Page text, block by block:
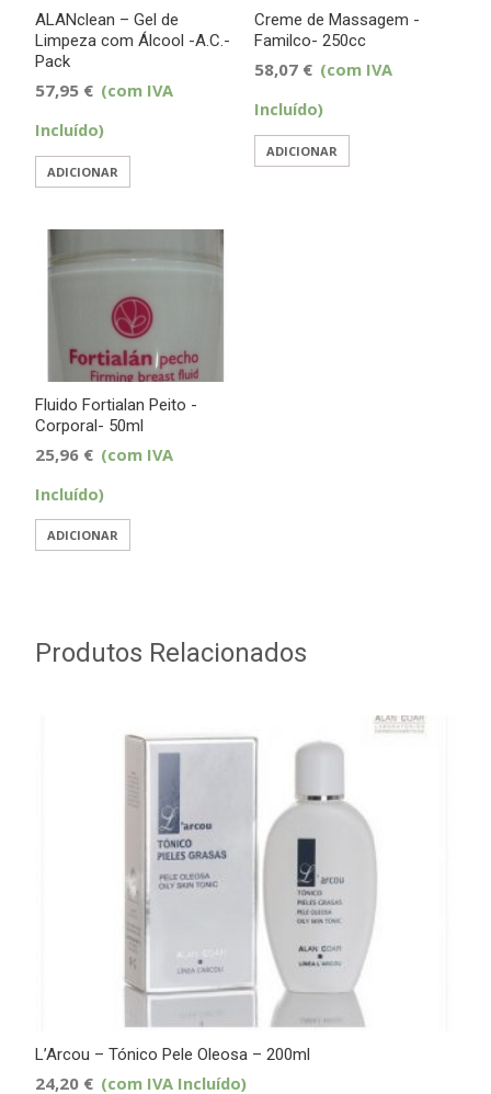
ALANclean – Gel de
Limpeza com Álcool -A.C.-
Pack
57,95 € (com IVA
Incluído)
ADICIONAR
Creme de Massagem -
Familco- 250cc
58,07 € (com IVA
Incluído)
ADICIONAR
Fluido Fortialan Peito -
Corporal- 50ml
25,96 € (com IVA
Incluído)
ADICIONAR
Produtos Relacionados
L’Arcou – Tónico Pele Oleosa – 200ml
24,20 € (com IVA Incluído)